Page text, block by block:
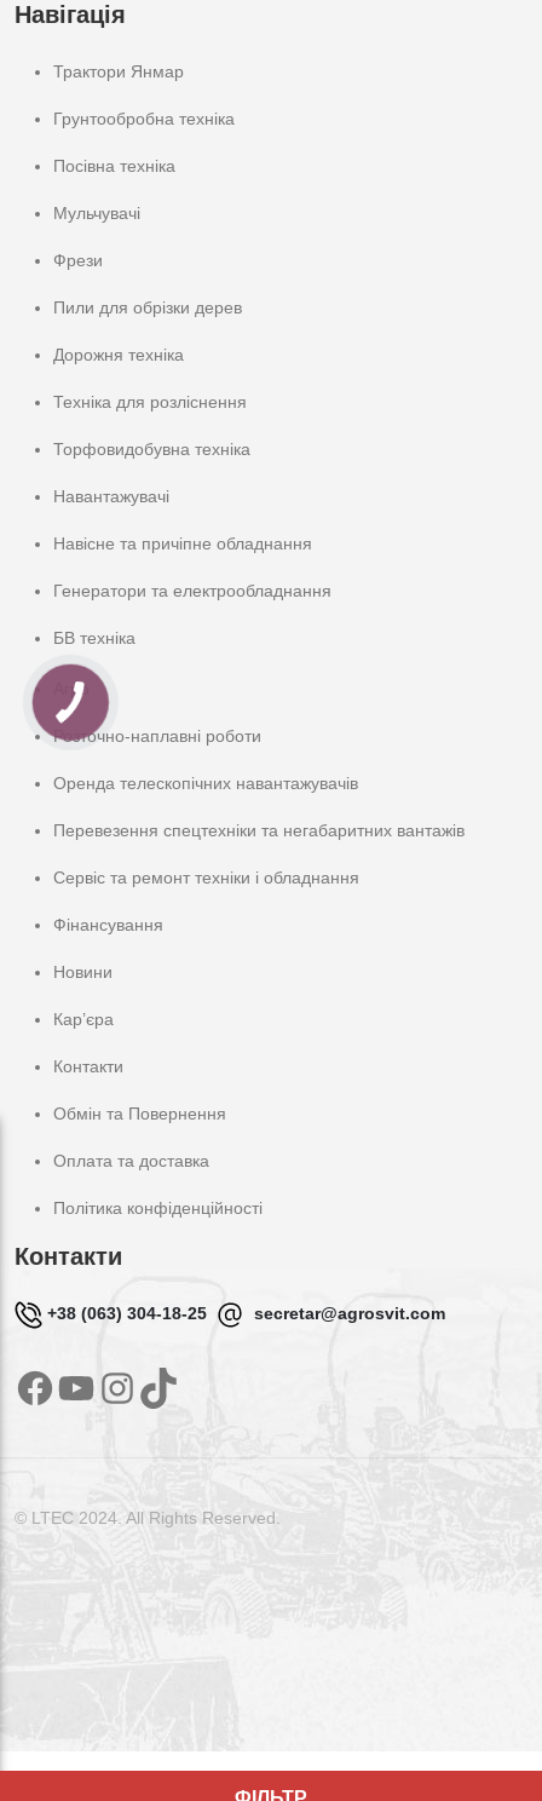
Навігація
Трактори Янмар
Грунтообробна техніка
Посівна техніка
Мульчувачі
Фрези
Пили для обрізки дерев
Дорожня техніка
Техніка для розліснення
Торфовидобувна техніка
Навантажувачі
Навісне та причіпне обладнання
Генератори та електрообладнання
БВ техніка
Агро
Розточно-наплавні роботи
Оренда телескопічних навантажувачів
Перевезення спецтехніки та негабаритних вантажів
Сервіс та ремонт техніки і обладнання
Фінансування
Новини
Кар’єра
Контакти
Обмін та Повернення
Оплата та доставка
Політика конфіденційності
Контакти
+38 (063) 304-18-25 secretar@agrosvit.com
Facebook
YouTube
Instagram
TikTok
© LTEC 2024. All Rights Reserved.